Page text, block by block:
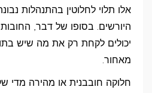
אלו תלוי לחלוטין בהתנהלות
היורשים. בסופו של דבר, החובות
יכולים לקחת רק את מה שיש
מאחור.
חלוקה חובבנית או מהירה מדי